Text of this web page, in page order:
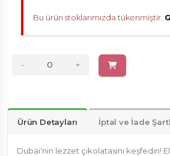
Bu ürün stoklarımızda tükenmiştir.
- +
Ürün Detayları İptal ve İade
Dubai'nin lezzet çikolatasını keşfedin!